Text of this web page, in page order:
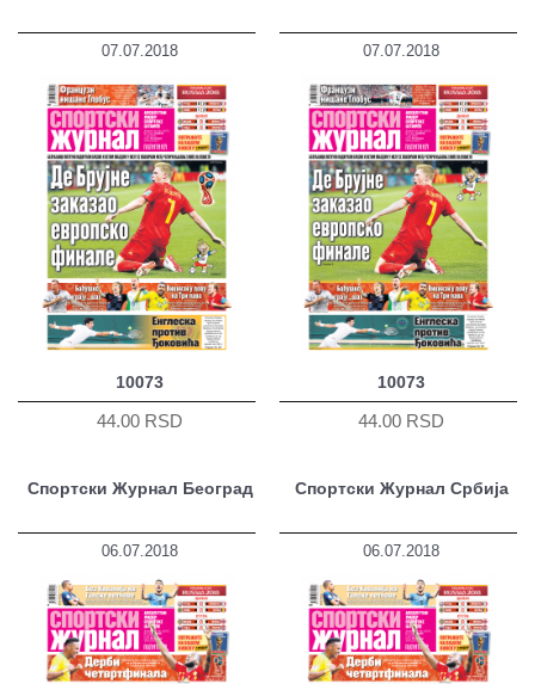
07.07.2018
10073
44.00 RSD
07.07.2018
10073
44.00 RSD
Спортски Журнал Београд
06.07.2018
Спортски Журнал Србија
06.07.2018